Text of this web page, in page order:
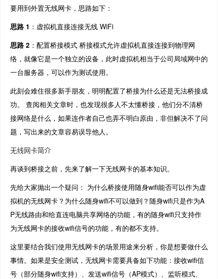
要用到外置无线网卡，思路如下：
思路 1 ：虚拟机直接连接无线 WiFi
思路 2 ：配置桥接模式 桥接模式允许虚拟机直接连接到物理网
络，就像它是一个独立的设备，此时虚拟机相当于公司局域网中的
一台服务器，可以作为测试使用。
此刻会难住很多新手朋友，明明配置了桥接为什么还是无法桥接成
功。 查阅相关文章时，也发现很多人不太懂桥接，他们分不清桥
接网络是什么，如果连作者自己也弄不明白原由，非但解决不了问
题，写出来的文章容易误导他人。
无线网卡简介
再谈到桥接之前，先来了解一下无线网卡的基本知识。
先给大家抛出一个疑问： 为什么桥接使用随身wifi能否可以作为虚
拟机的无线网卡？为什么随身wifi不可以做到？随身wifi只是作为A
P无线路由和给直连电脑共享网络的功能，有的随身wifi只支持作
为无线网卡的接收wifi信号的功能，有的都不支持。
这里要结合我们使用无线网卡的场景用途来分析，你是想要做什么
事情。如果是安全测试，无线网卡需要具备如下功能：接收wifi信
号（部分随身wifi支持）、发送wifi信号（AP模式）、监听模式、